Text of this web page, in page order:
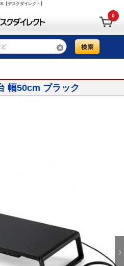
【デスクダイレクト】
0
幅50cm ブラック